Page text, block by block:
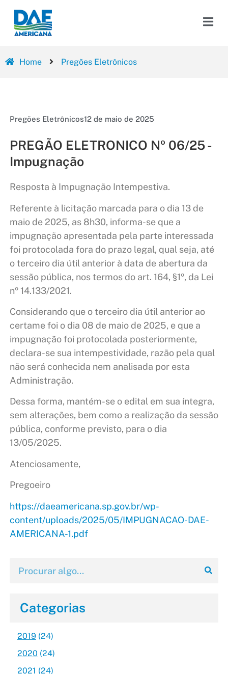
Home Pregões Eletrônicos
Pregões Eletrônicos12 de maio de 2025
PREGÃO ELETRONICO Nº 06/25 -
Impugnação
Resposta à Impugnação Intempestiva.
Referente à licitação marcada para o dia 13 de
maio de 2025, as 8h30, informa-se que a
impugnação apresentada pela parte interessada
foi protocolada fora do prazo legal, qual seja, até
o terceiro dia útil anterior à data de abertura da
sessão pública, nos termos do art. 164, §1º, da Lei
nº 14.133/2021.
Considerando que o terceiro dia útil anterior ao
certame foi o dia 08 de maio de 2025, e que a
impugnação foi protocolada posteriormente,
declara-se sua intempestividade, razão pela qual
não será conhecida nem analisada por esta
Administração.
Dessa forma, mantém-se o edital em sua íntegra,
sem alterações, bem como a realização da sessão
pública, conforme previsto, para o dia
13/05/2025.
Atenciosamente,
Pregoeiro
https://daeamericana.sp.gov.br/wp-
content/uploads/2025/05/IMPUGNACAO-DAE-
AMERICANA-1.pdf
Categorias
2019(24)
2020 (24)
2021 (24)